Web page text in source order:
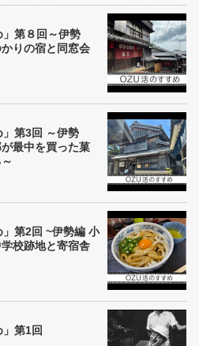
第８回～伊勢
りの宿と同窓会
第3回 ～伊勢
最中を買った菓
第2回 ~伊勢編 小
校跡地と寄宿舎
第1回